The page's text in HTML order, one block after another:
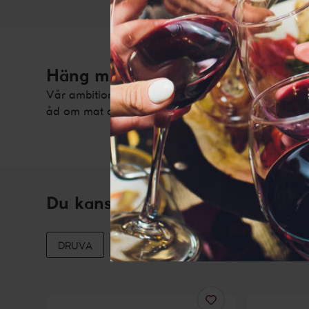
Häng med i vår vinvärld!
Vår ambition är att ge dig tips, inspiration, fakta
åd om mat och dryck. Prenumerera på vårt
Du kanske också gillar
DRUVA REGION
Den här
bättre